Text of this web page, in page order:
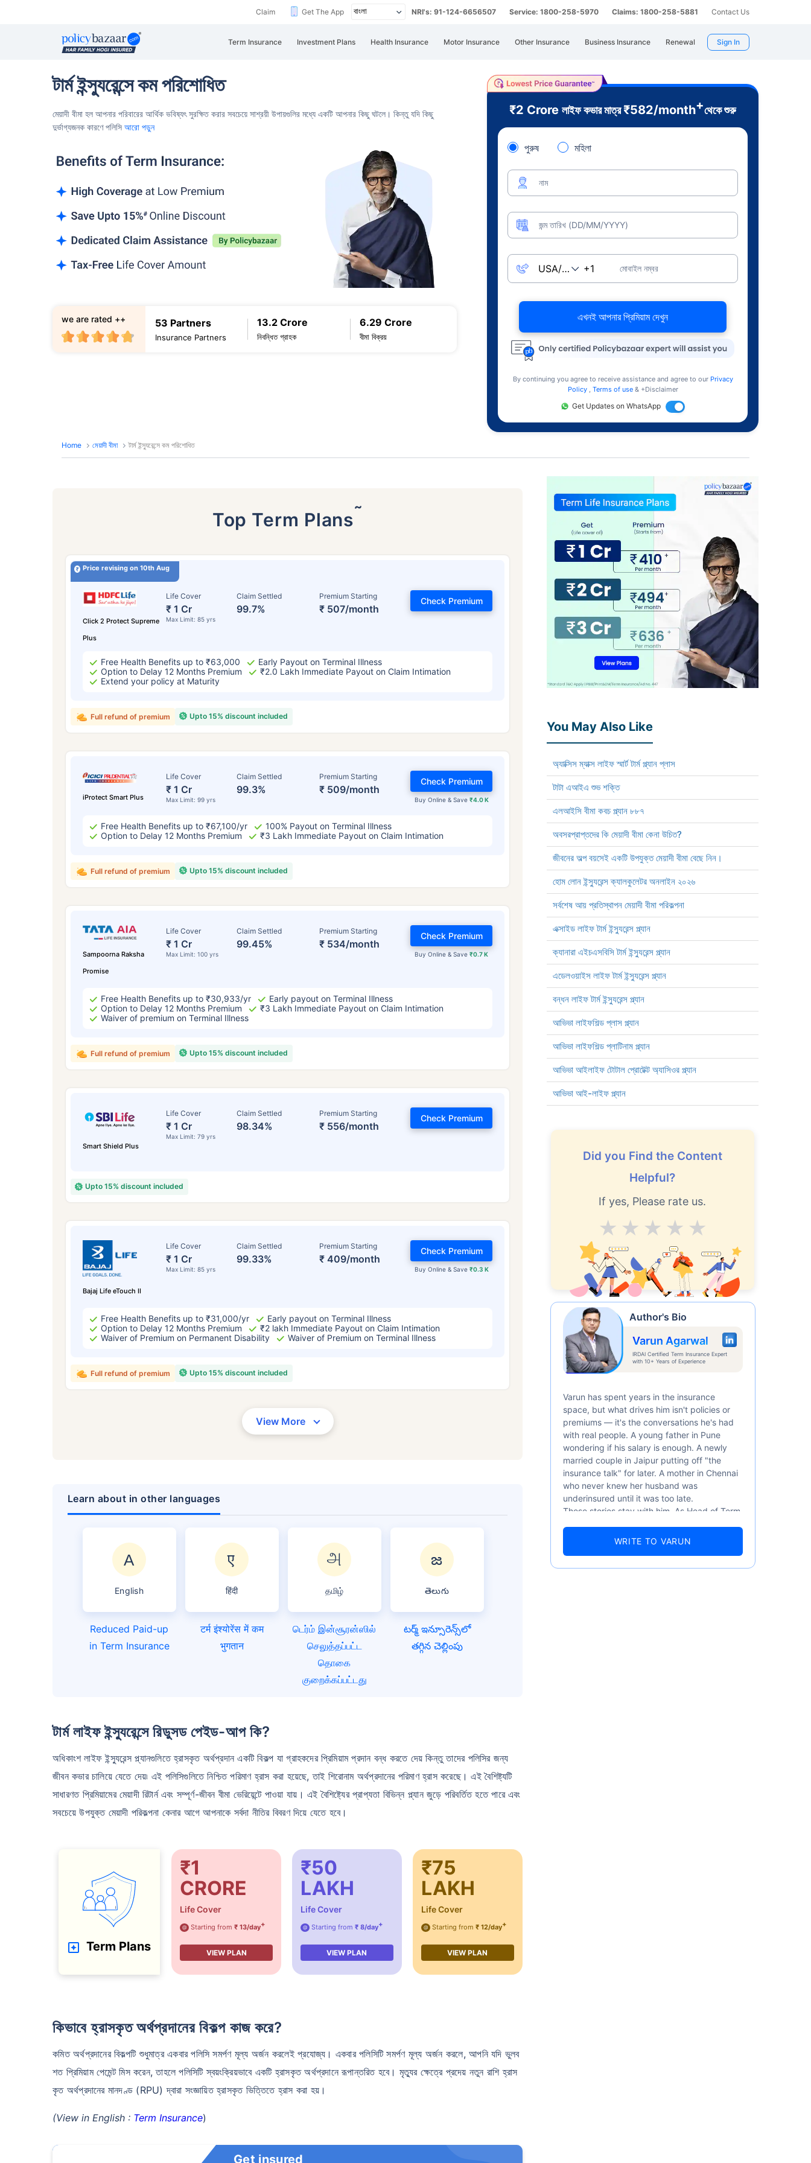
Claim Get The App NRI's: 91-124-6656507 Service: 1800-258-5970 Claims: 1800-258-5881 Contact Us
Term Insurance Investment Plans Health Insurance Motor Insurance Other Insurance Business Insurance Renewal Sign In
টার্ম ইন্স্যুরেন্সে কম পরিশোধিত
মেয়াদী বীমা হল আপনার পরিবারের আর্থিক ভবিষ্যৎ সুরক্ষিত করার সবচেয়ে সাশ্রয়ী উপায়গুলির মধ্যে একটি আপনার কিছু ঘটলে। কিন্তু যদি কিছু
দুর্ভাগ্যজনক কারণে পলিসি আরো পড়ুন
53 Partners
Insurance Partners
13.2 Crore
নিবন্ধিত গ্রাহক
6.29 Crore
বীমা বিক্রয়
we are rated ++
₹2 Crore লাইফ কভার মাত্র₹582/month+থেকে শুরু
পুরুষ মহিলা
নাম
জন্ম তারিখ (DD/MM/YYYY)
মোবাইল নম্বর
এখনই আপনার প্রিমিয়াম দেখুন
By continuing you agree to receive assistance and agree to our Privacy
Policy
Terms of use & +Disclaimer
Get Updates on WhatsApp
Home মেয়াদী বীমা টার্ম ইন্স্যুরেন্সে কম পরিশোধিত
Top Term Plans˜
Price revising on 10th Aug
Click 2 Protect Supreme
Plus
Life Cover
₹ 1 Cr
Max Limit: 85 yrs
Claim Settled
99.7%
Premium Starting
₹ 507/month
Check Premium
Free Health Benefits up to ₹63,000
Early Payout on Terminal Illness
Option to Delay 12 Months Premium
₹2.0 Lakh Immediate Payout on Claim Intimation
Extend your policy at Maturity
Upto 15% discount included
Full refund of premium
iProtect Smart Plus
Life Cover
₹ 1 Cr
Max Limit: 99 yrs
Claim Settled
99.3%
Premium Starting
₹ 509/month
Buy Online & Save ₹4.0 K
Check Premium
Free Health Benefits up to ₹67,100/yr
100% Payout on Terminal Illness
Option to Delay 12 Months Premium
₹3 Lakh Immediate Payout on Claim Intimation
Upto 15% discount included
Full refund of premium
Sampoorna Raksha
Promise
Life Cover
₹ 1 Cr
Max Limit: 100 yrs
Claim Settled
99.45%
Premium Starting
₹ 534/month
Buy Online & Save₹0.7 K
Check Premium
Free Health Benefits up to ₹30,933/yr
Early payout on Terminal Illness
Option to Delay 12 Months Premium
₹3 Lakh Immediate Payout on Claim Intimation
Waiver of premium on Terminal Illness
Upto 15% discount included
Full refund of premium
Smart Shield Plus
Life Cover
₹ 1 Cr
Max Limit: 79 yrs
Claim Settled
98.34%
Premium Starting
₹ 556/month
Check Premium
Upto 15% discount included
Bajaj Life eTouch II
Life Cover
₹ 1 Cr
Max Limit: 85 yrs
Claim Settled
99.33%
Premium Starting
₹ 409/month
Buy Online & Save ₹0.3 K
Check Premium
Free Health Benefits up to ₹31,000/yr
Early payout on Terminal Illness
Option to Delay 12 Months Premium
₹2 lakh Immediate Payout on Claim Intimation
Waiver of Premium on Permanent Disability
Waiver of Premium on Terminal Illness
Upto 15% discount included
Full refund of premium
View More
Learn about in other languages
English
Reduced Paid-up
in Term Insurance
हिंदी
टर्म इंश्योरेंस में कम
भुगतान
தமிழ்
டெர்ம் இன்சூரன்ஸில்
செலுத்தப்பட்ட
தொகை
குறைக்கப்பட்டது
తెలుగు
టర్మ్ ఇన్సూరెన్స్‌లో
తగ్గిన చెల్లింపు
টার্ম লাইফ ইন্স্যুরেন্সে রিডুসড পেইড-আপ কি?
অধিকাংশ লাইফ ইন্স্যুরেন্স প্ল্যানগুলিতে হ্রাসকৃত অর্থপ্রদান একটি বিকল্প যা গ্রাহকদের প্রিমিয়াম প্রদান বন্ধ করতে দেয় কিন্তু তাদের পলিসির জন্য
জীবন কভার চালিয়ে যেতে দেয়৷ এই পলিসিগুলিতে নিশ্চিত পরিমাণ হ্রাস করা হয়েছে, তাই শিরোনাম অর্থপ্রদানের পরিমাণ হ্রাস করেছে। এই বৈশিষ্ট্যটি
সাধারণত প্রিমিয়ামের মেয়াদী রিটার্ন এবং সম্পূর্ণ-জীবন বীমা ভেরিয়েন্টে পাওয়া যায়। এই বৈশিষ্ট্যের প্রাপ্যতা বিভিন্ন প্ল্যান জুড়ে পরিবর্তিত হতে পারে এবং
সবচেয়ে উপযুক্ত মেয়াদী পরিকল্পনা কেনার আগে আপনাকে সর্বদা নীতির বিবরণ দিয়ে যেতে হবে।
Term Plans
₹1
CRORE
Life Cover
@ Starting from ₹ 13/day+
VIEW PLAN
₹50
LAKH
Life Cover
@ Starting from ₹ 8/day+
VIEW PLAN
₹75
LAKH
Life Cover
@ Starting from ₹ 12/day+
VIEW PLAN
কিভাবে হ্রাসকৃত অর্থপ্রদানের বিকল্প কাজ করে?
কমিত অর্থপ্রদানের বিকল্পটি শুধুমাত্র একবার পলিসি সমর্পণ মূল্য অর্জন করলেই প্রযোজ্য। একবার পলিসিটি সমর্পণ মূল্য অর্জন করলে, আপনি যদি ভুলব
শত প্রিমিয়াম পেমেন্ট মিস করেন, তাহলে পলিসিটি স্বয়ংক্রিয়ভাবে একটি হ্রাসকৃত অর্থপ্রদানে রূপান্তরিত হবে। মৃত্যুর ক্ষেত্রে প্রদেয় নতুন রাশি হ্রাস
কৃত অর্থপ্রদানের মানদণ্ড (RPU) দ্বারা সংজ্ঞায়িত হ্রাসকৃত ভিত্তিতে হ্রাস করা হয়।
(View in English : Term Insurance)
Get insured
You May Also Like
অ্যাক্সিস ম্যাক্স লাইফ স্মার্ট টার্ম প্ল্যান প্লাস
টাটা এআইএ শুভ শক্তি
এলআইসি বীমা কবচ প্ল্যান ৮৮৭
অবসরপ্রাপ্তদের কি মেয়াদী বীমা কেনা উচিত?
জীবনের অল্প বয়সেই একটি উপযুক্ত মেয়াদী বীমা বেছে নিন।
হোম লোন ইন্স্যুরেন্স ক্যালকুলেটর অনলাইন ২০২৬
সর্বশেষ আয় প্রতিস্থাপন মেয়াদী বীমা পরিকল্পনা
এক্সাইড লাইফ টার্ম ইন্স্যুরেন্স প্ল্যান
ক্যানারা এইচএসবিসি টার্ম ইন্স্যুরেন্স প্ল্যান
এডেলওয়াইস লাইফ টার্ম ইন্স্যুরেন্স প্ল্যান
বন্ধন লাইফ টার্ম ইন্স্যুরেন্স প্ল্যান
আভিভা লাইফশিল্ড প্লাস প্ল্যান
আভিভা লাইফশিল্ড প্লাটিনাম প্ল্যান
আভিভা আইলাইফ টোটাল প্রোটেক্ট অ্যাসিওর প্ল্যান
আভিভা আই-লাইফ প্ল্যান
Did you Find the Content
Helpful?
If yes, Please rate us.
Excellent
V.Good
Good
Average
Author's Bio
Varun Agarwal
IRDAI Certified Term Insurance Expert
with 10+ Years of Experience
Varun has spent years in the insurance
space, but what drives him isn't policies or
premiums — it's the conversations he's had
with real people. A young father in Pune
wondering if his salary is enough. A newly
married couple in Jaipur putting off "the
insurance talk" for later. A mother in Chennai
who never knew her husband was
underinsured until it was too late.
These stories stay with him. As Head of Term
numbers well — 52.4% of Indians are aware
WRITE TO VARUN
প্রিমিয়ামকে প্রভাবিত করে
*৪৩৪/মাস হল ১ কোটির টার্ম লাইফ ইন্স্যুরেন্সের শুরুর দাম — ধূমপান না করা, পূর্ব-বিদ্যমান কোনো রোগ নেই এমন ব্যক্তির জন্য, ৩৬ বছর বয়স পর্যন্ত কভার। *₹৬৩০/মাস হল ১ কোটির টার্ম লাইফ ইন্স্যুরেন্সের শুরুর দাম — ধূমপান না করা, পূর্ব-বিদ্যমান
কোনো রোগ নেই এমন ব্যক্তির জন্য, ৪৬ বছর বয়স পর্যন্ত কভার। *₹১,৩৭৬/মাস হল ১ কোটির টার্ম লাইফ ইন্স্যুরেন্সের শুরুর দাম — ধূমপান না করা, পূর্ব-বিদ্যমান কোনো রোগ নেই এমন ব্যক্তির জন্য, ৫৬ বছর বয়স পর্যন্ত কভার।